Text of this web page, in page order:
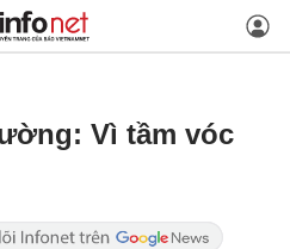
Vì tầm vóc